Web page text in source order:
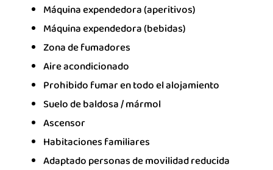
Máquina expendedora (aperitivos)
Máquina expendedora (bebidas)
Zona de fumadores
Aire acondicionado
Prohibido fumar en todo el alojamiento
Suelo de baldosa / mármol
Ascensor
Habitaciones familiares
Adaptado personas de movilidad reducida